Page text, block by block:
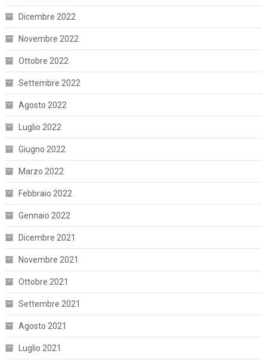
Dicembre 2022
Novembre 2022
Ottobre 2022
Settembre 2022
Agosto 2022
Luglio 2022
Giugno 2022
Marzo 2022
Febbraio 2022
Gennaio 2022
Dicembre 2021
Novembre 2021
Ottobre 2021
Settembre 2021
Agosto 2021
Luglio 2021